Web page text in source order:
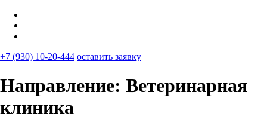
+7 (930) 10-20-444 оставить заявку
Направление: Ветеринарная
клиника